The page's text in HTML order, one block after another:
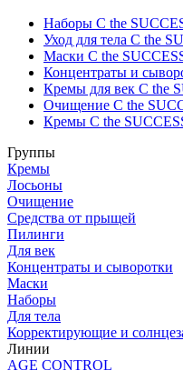
Наборы C the
Уход для тела C the
Маски C the
Концентраты и
Кремы для век C the
Очищение C the
Кремы C the
Группы
Кремы
Лосьоны
Очищение
Средства от прыщей
Пилинги
Для век
Концентраты и сыворотки
Маски
Наборы
Для тела
Корректирующие и
Линии
AGE CONTROL